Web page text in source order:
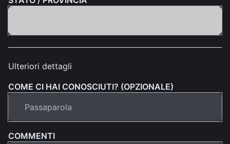
Ulteriori dettagli
COME CI HAI CONOSCIUTI? (OPZIONALE)
COMMENTI